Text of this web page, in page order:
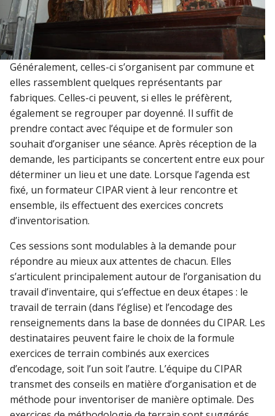
Généralement, celles-ci s’organisent par commune et
elles rassemblent quelques représentants par
fabriques. Celles-ci peuvent, si elles le préfèrent,
également se regrouper par doyenné. Il suffit de
prendre contact avec l’équipe et de formuler son
souhait d’organiser une séance. Après réception de la
demande, les participants se concertent entre eux pour
déterminer un lieu et une date. Lorsque l’agenda est
fixé, un formateur CIPAR vient à leur rencontre et
ensemble, ils effectuent des exercices concrets
d’inventorisation.
Ces sessions sont modulables à la demande pour
répondre au mieux aux attentes de chacun. Elles
s’articulent principalement autour de l’organisation du
travail d’inventaire, qui s’effectue en deux étapes : le
travail de terrain (dans l’église) et l’encodage des
renseignements dans la base de données du CIPAR. Les
destinataires peuvent faire le choix de la formule
exercices de terrain combinés aux exercices
d’encodage, soit l’un soit l’autre. L’équipe du CIPAR
transmet des conseils en matière d’organisation et de
méthode pour inventoriser de manière optimale. Des